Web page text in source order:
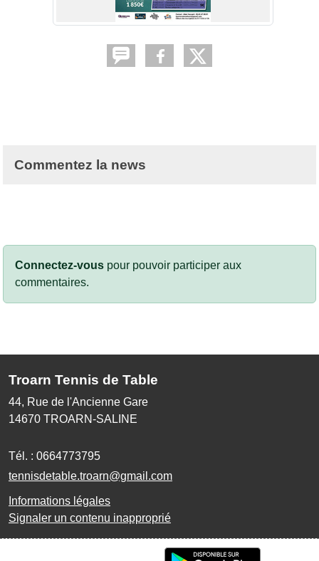
Commentez la news
Connectez-vous pour pouvoir participer aux
commentaires.
Troarn Tennis de Table
44, Rue de l'Ancienne Gare
14670 TROARN-SALINE
Tél. : 0664773795
tennisdetable.troarn@gmail.com
Informations légales
Signaler un contenu inapproprié